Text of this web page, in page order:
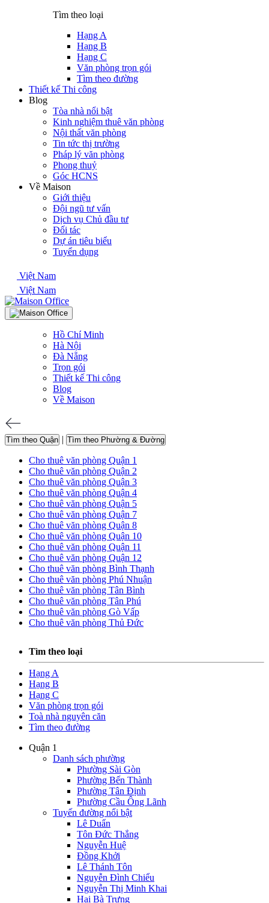
Tìm theo loại
Hạng A
Hạng B
Hạng C
Văn phòng trọn gói
Tìm theo đường
Thiết kế Thi công
Blog
Tòa nhà nổi bật
Kinh nghiệm thuê văn phòng
Nội thất văn phòng
Tin tức thị trường
Pháp lý văn phòng
Phong thuỷ
Góc HCNS
Về Maison
Giới thiệu
Đội ngũ tư vấn
Dịch vụ Chủ đầu tư
Đối tác
Dự án tiêu biểu
Tuyển dụng
Việt Nam
Việt Nam
Hồ Chí Minh
Hà Nội
Đà Nẵng
Trọn gói
Thiết kế Thi công
Blog
Về Maison
Tìm theo Quận | Tìm theo Phường & Đường
Cho thuê văn phòng Quận 1
Cho thuê văn phòng Quận 2
Cho thuê văn phòng Quận 3
Cho thuê văn phòng Quận 4
Cho thuê văn phòng Quận 5
Cho thuê văn phòng Quận 7
Cho thuê văn phòng Quận 8
Cho thuê văn phòng Quận 10
Cho thuê văn phòng Quận 11
Cho thuê văn phòng Quận 12
Cho thuê văn phòng Bình Thạnh
Cho thuê văn phòng Phú Nhuận
Cho thuê văn phòng Tân Bình
Cho thuê văn phòng Tân Phú
Cho thuê văn phòng Gò Vấp
Cho thuê văn phòng Thủ Đức
Tìm theo loại
Hạng A
Hạng B
Hạng C
Văn phòng trọn gói
Toà nhà nguyên căn
Tìm theo đường
Quận 1
Danh sách phường
Phường Sài Gòn
Phường Bến Thành
Phường Tân Định
Phường Cầu Ông Lãnh
Tuyến đường nổi bật
Lê Duẩn
Tôn Đức Thắng
Nguyễn Huệ
Đồng Khởi
Lê Thánh Tôn
Nguyễn Đình Chiểu
Nguyễn Thị Minh Khai
Hai Bà Trưng